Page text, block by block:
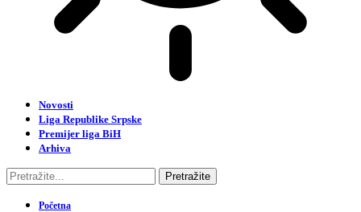
Novosti
Liga Republike Srpske
Premijer liga BiH
Arhiva
Početna